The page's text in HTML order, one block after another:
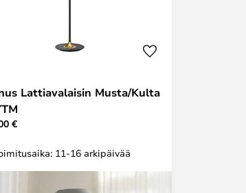
Lattiavalaisin Musta/Kulta
€
11-16 arkipäivää